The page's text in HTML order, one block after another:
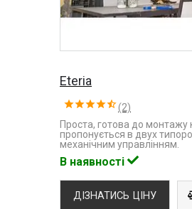
Eteria
(2)
Проста, готова до монтажу
пропонується в двух
механічним управлінням.
В наявності
ДІЗНАТИСЬ ЦІНУ